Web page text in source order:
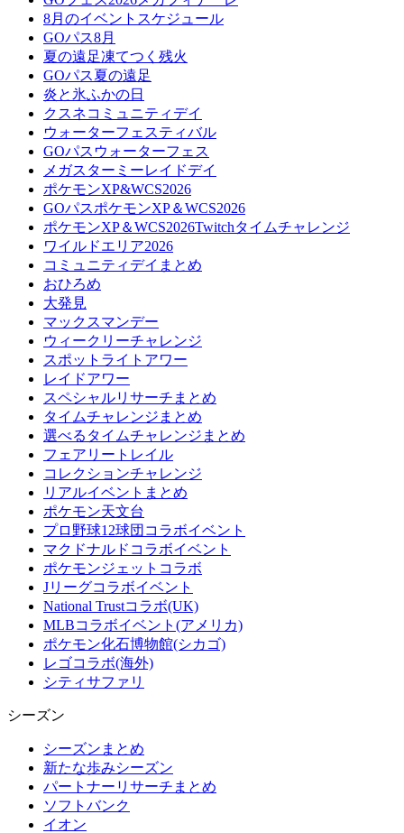
8月のイベントスケジュール
GOパス8月
夏の遠足凍てつく残火
GOパス夏の遠足
炎と氷ふかの日
クスネコミュニティデイ
ウォーターフェスティバル
GOパスウォーターフェス
メガスターミーレイドデイ
ポケモンXP&WCS2026
GOパスポケモンXP＆WCS2026
ポケモンXP＆WCS2026Twitchタイムチャレンジ
ワイルドエリア2026
コミュニティデイまとめ
おひろめ
大発見
マックスマンデー
ウィークリーチャレンジ
スポットライトアワー
レイドアワー
スペシャルリサーチまとめ
タイムチャレンジまとめ
選べるタイムチャレンジまとめ
フェアリートレイル
コレクションチャレンジ
リアルイベントまとめ
ポケモン天文台
プロ野球12球団コラボイベント
マクドナルドコラボイベント
ポケモンジェットコラボ
Jリーグコラボイベント
National Trustコラボ(UK)
MLBコラボイベント(アメリカ)
ポケモン化石博物館(シカゴ)
レゴコラボ(海外)
シティサファリ
シーズン
シーズンまとめ
新たな歩みシーズン
パートナーリサーチまとめ
ソフトバンク
イオン